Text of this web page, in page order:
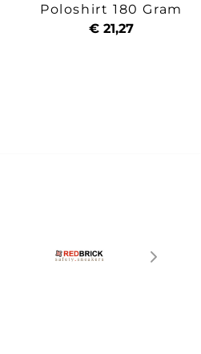
Poloshirt 180 Gram
€ 21,27